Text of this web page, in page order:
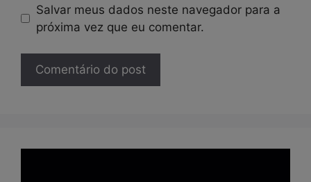
Salvar meus dados neste navegador para a
próxima vez que eu comentar.